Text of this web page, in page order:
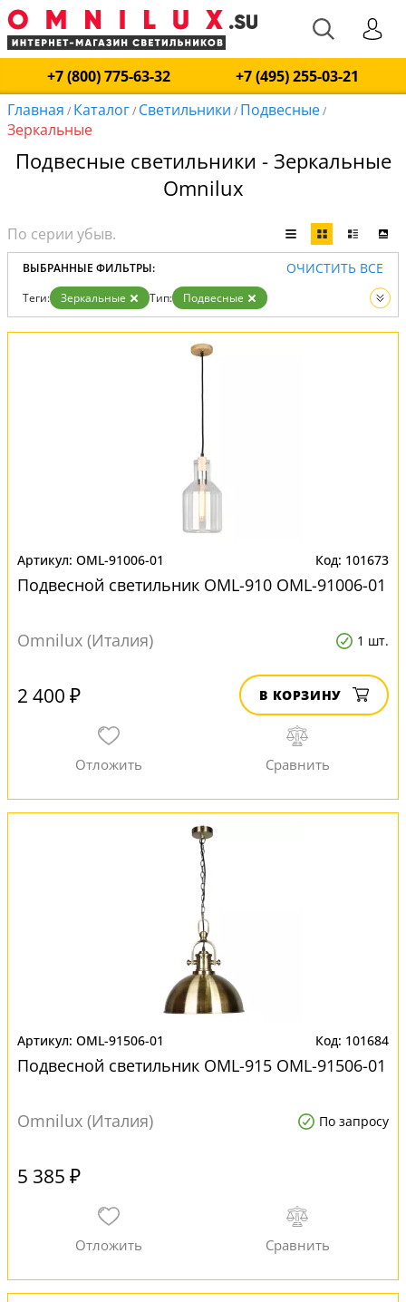
+7 (800) 775-63-32
+7 (495) 255-03-21
Главная / Каталог/ Светильники / Подвесные/
Зеркальные
Подвесные светильники - Зеркальные
Omnilux
ВЫБРАННЫЕ ФИЛЬТРЫ: ОЧИСТИТЬ ВСЕ
Теги: Зеркальные Тип:
Подвесные
Вид:
Светильники
OML-91006-01 101673
Подвесной светильник OML-910 OML-91006-01
Omnilux (Италия) 1 шт.
2 400 ₽ В КОРЗИНУ
OML-91506-01 101684
Подвесной светильник OML-915 OML-91506-01
Omnilux (Италия) По запросу
5 385 ₽